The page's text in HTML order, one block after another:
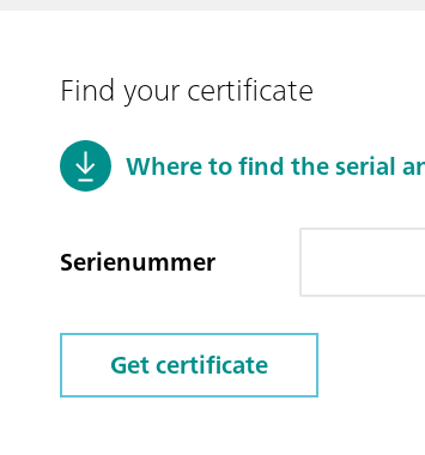
Find your certificate
Where to find the serial
Serienummer
Get certificate